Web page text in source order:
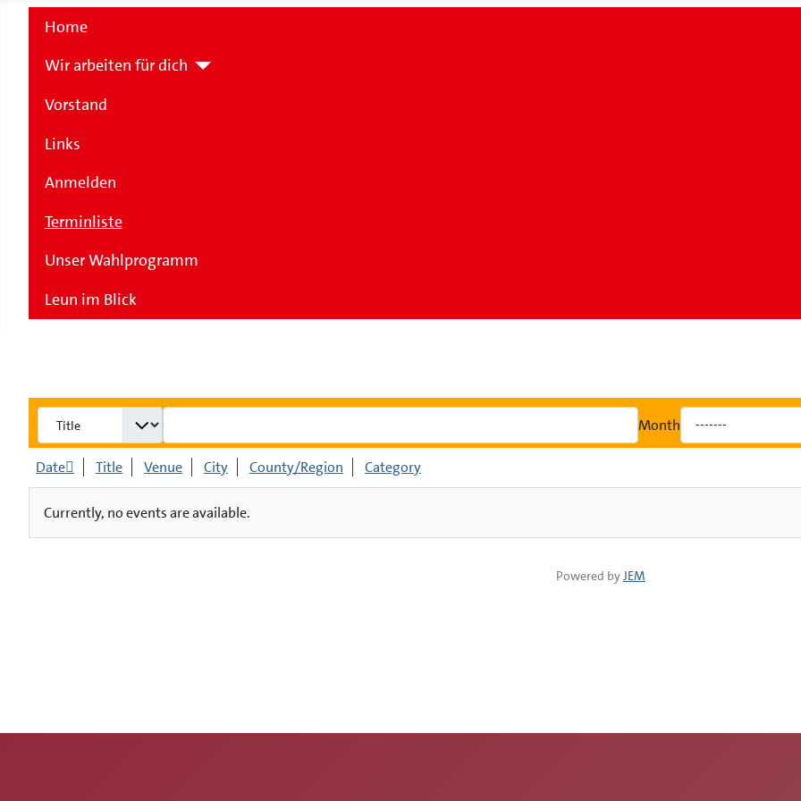
Home
Wir arbeiten für dich
Vorstand
Links
Anmelden
Terminliste
Unser Wahlprogramm
Leun im Blick
Month
Date Title Venue City County/Region Category
Currently, no events are available.
Powered byJEM